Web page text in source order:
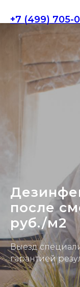
+7 (499) 705-
после
руб./м2
Выезд
гарантией